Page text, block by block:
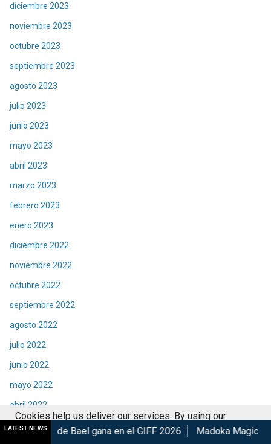
diciembre 2023
noviembre 2023
octubre 2023
septiembre 2023
agosto 2023
julio 2023
junio 2023
mayo 2023
abril 2023
marzo 2023
febrero 2023
enero 2023
diciembre 2022
noviembre 2022
octubre 2022
septiembre 2022
agosto 2022
julio 2022
junio 2022
mayo 2022
abril 2022
marzo 2022
LATEST NEWS
gana en el GIFF 2026 Madoka Magica: Walpurgisnacht
Cookies help us deliver our services. By using our
services, you agree to our use of cookies.
Got it